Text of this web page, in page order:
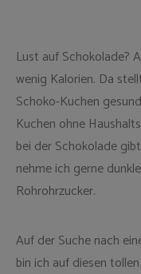
Lust auf Schokolade?
wenig Kalorien. Da
Schoko-Kuchen
Kuchen ohne
bei der Schokolade
nehme ich gerne
Rohrohrzucker.
Auf der Suche nach
bin ich auf diesen